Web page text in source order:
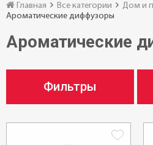
Главная Все категории Дом и
Ароматические диффузоры
Ароматические
Фильтры